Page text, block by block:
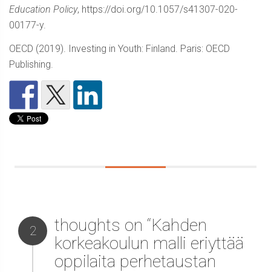
Education Policy, https://doi.org/10.1057/s41307-020-
00177-y.
OECD (2019). Investing in Youth: Finland. Paris: OECD
Publishing.
2
thoughts on “Kahden
korkeakoulun malli eriyttää
oppilaita perhetaustan